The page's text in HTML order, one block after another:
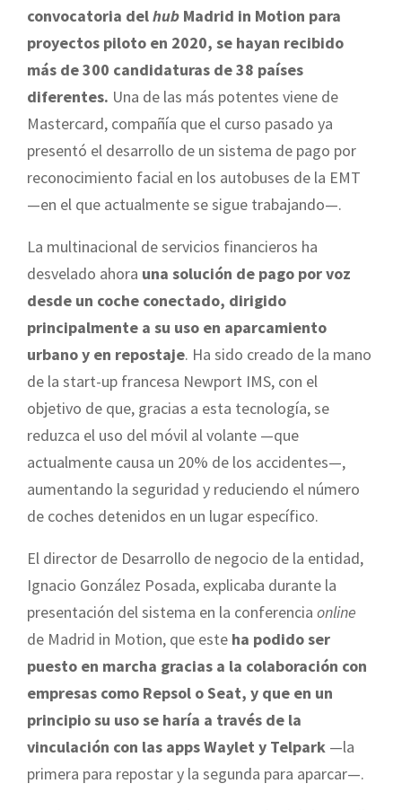
convocatoria delhub Madrid in Motion para
proyectos piloto en 2020, se hayan recibido
más de 300 candidaturas de 38 países
diferentes. Una de las más potentes viene de
Mastercard, compañía que el curso pasado ya
presentó el desarrollo de un sistema de pago por
reconocimiento facial en los autobuses de la EMT
—en el que actualmente se sigue trabajando—.
La multinacional de servicios financieros ha
desvelado ahora una solución de pago por voz
desde un coche conectado, dirigido
principalmente a su uso en aparcamiento
urbano y en repostaje. Ha sido creado de la mano
de la start-up francesa Newport IMS, con el
objetivo de que, gracias a esta tecnología, se
reduzca el uso del móvil al volante —que
actualmente causa un 20% de los accidentes—,
aumentando la seguridad y reduciendo el número
de coches detenidos en un lugar específico.
El director de Desarrollo de negocio de la entidad,
Ignacio González Posada, explicaba durante la
presentación del sistema en la conferencia online
de Madrid in Motion, que este ha podido ser
puesto en marcha gracias a la colaboración con
empresas como Repsol o Seat, y que en un
principio su uso se haría a través de la
vinculación con las apps Waylet y Telpark —la
primera para repostar y la segunda para aparcar—.